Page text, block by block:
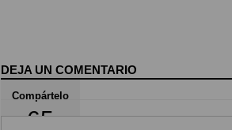
Compártelo
65
DEJA UN COMENTARIO